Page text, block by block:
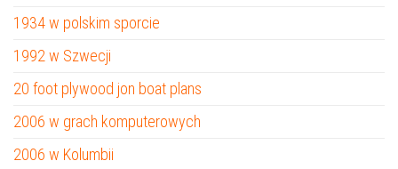
1934 w polskim sporcie
1992 w Szwecji
20 foot plywood jon boat plans
2006 w grach komputerowych
2006 w Kolumbii